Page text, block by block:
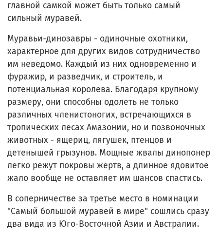
главной самкой может быть только самый
сильный муравей.
Муравьи-динозавры - одиночные охотники,
характерное для других видов сотрудничество
им неведомо. Каждый из них одновременно и
фуражир, и разведчик, и строитель, и
потенциальная королева. Благодаря крупному
размеру, они способны одолеть не только
различных членистоногих, встречающихся в
тропических лесах Амазонии, но и позвоночных
животных - ящериц, лягушек, птенцов и
детенышей грызунов. Мощные жвалы динопонер
легко режут покровы жертв, а длинное ядовитое
жало вообще не оставляет им шансов спастись.
В соперничестве за третье место в номинации
"Самый большой муравей в мире" сошлись сразу
два вида из Юго-Восточной Азии и Австралии.